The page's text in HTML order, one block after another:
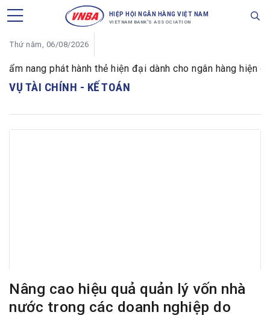
HIỆP HỘI NGÂN HÀNG VIỆT NAM
VIETNAM BANK'S ASSOCIATION
Thứ năm, 06/08/2026
nang phát hành thẻ hiện đại dành cho ngân hàng hiện đại"
VỤ TÀI CHÍNH - KẾ TOÁN
Nâng cao hiệu quả quản lý vốn nhà
nước trong các doanh nghiệp do